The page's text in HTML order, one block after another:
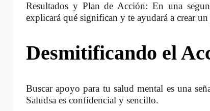
Resultados y Plan de Acción: En una
explicará qué significan y te ayudará a crear
Desmitificando el
Buscar apoyo para tu salud mental es una
Saludsa es confidencial y sencillo.